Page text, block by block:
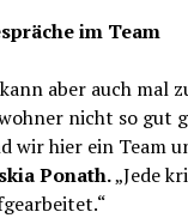
im Team
aber auch mal
nicht so gut
wir hier ein Team
Ponath.„Jede